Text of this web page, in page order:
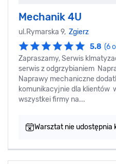
Mechanik 4U
ul.Rymarska 9, Zgierz
5.8 (6
Zapraszamy, Serwis
serwis z odgrzybianiem
Naprawy mechaniczne
komunikacyjnie dla klientów
wszystkei firmy na...
Warsztat nie udostępnia